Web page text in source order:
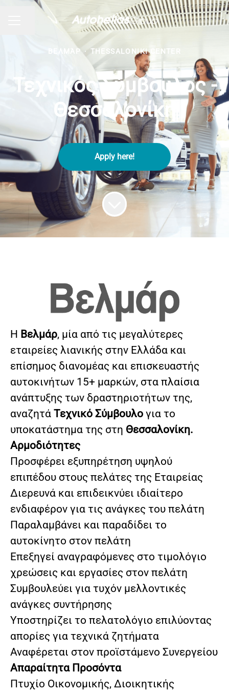
CAREER MENU
Share page
ΒΕΛΜΆΡ · THESSALONIKI CENTER
Τεχνικός Σύμβουλος -
Θεσσαλονίκη
Apply here!
Η Βελμάρ, μία από τις μεγαλύτερες
εταιρείες λιανικής στην Ελλάδα και
επίσημος διανομέας και επισκευαστής
αυτοκινήτων 15+ μαρκών, στα πλαίσια
ανάπτυξης των δραστηριοτήτων της,
αναζητά Τεχνικό Σύμβουλο για το
υποκατάστημα της στη Θεσσαλονίκη.
Αρμοδιότητες
Προσφέρει εξυπηρέτηση υψηλού
επιπέδου στους πελάτες της Εταιρείας
Διερευνά και επιδεικνύει ιδιαίτερο
ενδιαφέρον για τις ανάγκες του πελάτη
Παραλαμβάνει και παραδίδει το
αυτοκίνητο στον πελάτη
Επεξηγεί αναγραφόμενες στο τιμολόγιο
χρεώσεις και εργασίες στον πελάτη
Συμβουλεύει για τυχόν μελλοντικές
ανάγκες συντήρησης
Υποστηρίζει το πελατολόγιο επιλύοντας
απορίες για τεχνικά ζητήματα
Αναφέρεται στον προϊστάμενο Συνεργείου
Απαραίτητα Προσόντα
Πτυχίο Οικονομικής, Διοικητικής